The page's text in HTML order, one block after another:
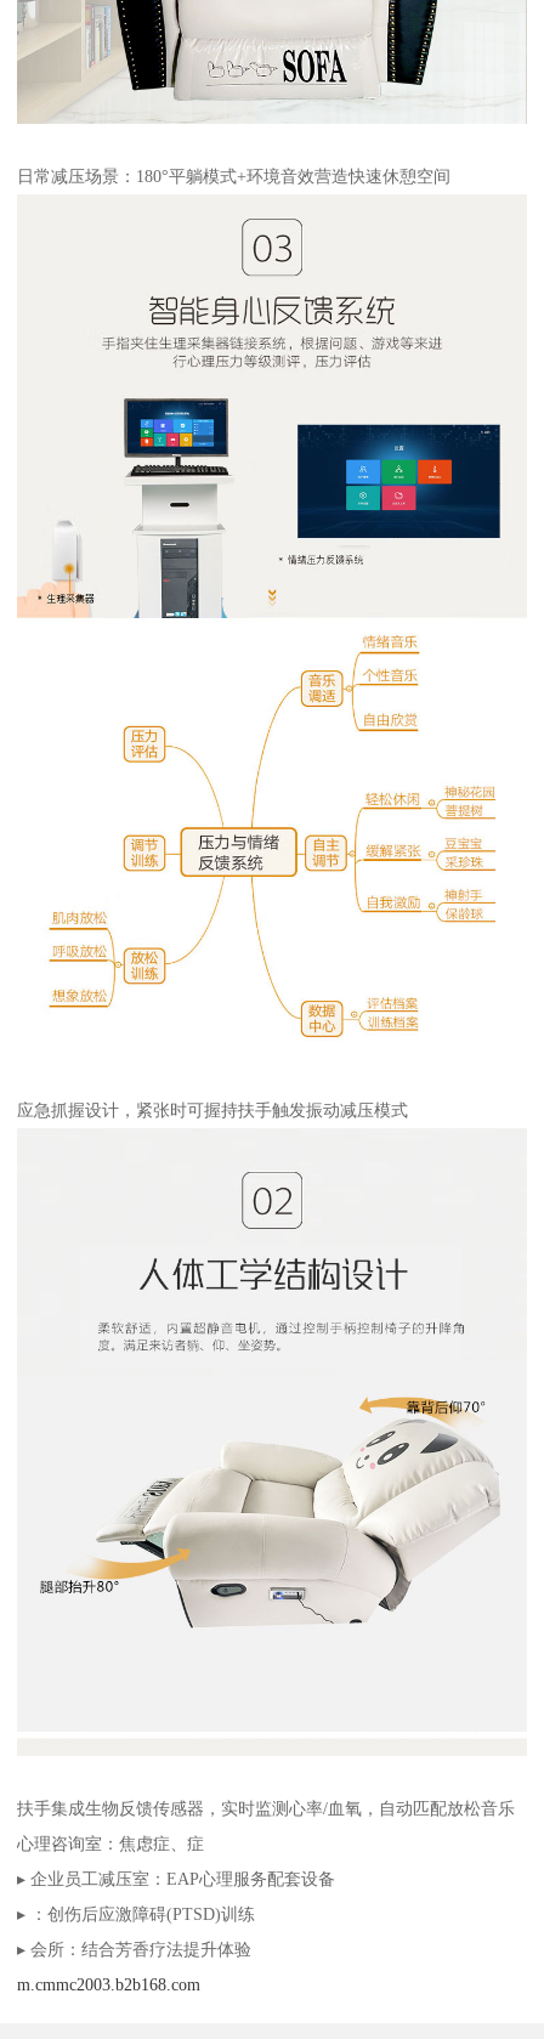
日常减压场景：180°平躺模式+环境音效营造快速休憩空间
应急抓握设计，紧张时可握持扶手触发振动减压模式
扶手集成生物反馈传感器，实时监测心率/血氧，自动匹配放松音乐
心理咨询室：焦虑症、症
▸ 企业员工减压室：EAP心理服务配套设备
▸ ：创伤后应激障碍(PTSD)训练
▸ 会所：结合芳香疗法提升体验
m.cmmc2003.b2b168.com